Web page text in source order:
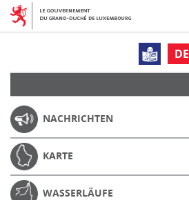
DE
NACHRICHTEN
KARTE
WASSERLÄUFE